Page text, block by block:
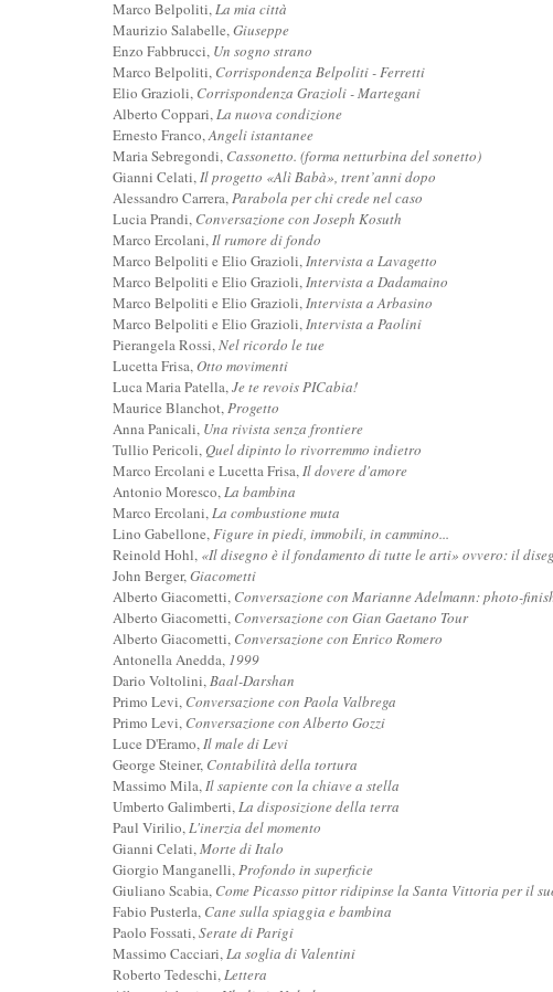
Marco Belpoliti,La mia città
Maurizio Salabelle,Giuseppe
Enzo Fabbrucci, Un sogno strano
Marco Belpoliti, Corrispondenza Belpoliti - Ferretti
Elio Grazioli, Corrispondenza Grazioli - Martegani
Alberto Coppari,La nuova condizione
Ernesto Franco,Angeli istantanee
Maria Sebregondi, Cassonetto. (forma netturbina del sonetto)
Gianni Celati,Il progetto «Alì Babà», trent’anni dopo
Alessandro Carrera,Parabola per chi crede nel caso
Lucia Prandi, Conversazione con Joseph Kosuth
Marco Ercolani,Il rumore di fondo
Marco Belpoliti e Elio Grazioli,Intervista a Lavagetto
Marco Belpoliti e Elio Grazioli,Intervista a Dadamaino
Marco Belpoliti e Elio Grazioli,Intervista a Arbasino
Marco Belpoliti e Elio Grazioli,Intervista a Paolini
Pierangela Rossi,Nel ricordo le tue
Lucetta Frisa,Otto movimenti
Luca Maria Patella,Je te revois PICabia!
Maurice Blanchot,Progetto
Anna Panicali, Una rivista senza frontiere
Tullio Pericoli,Quel dipinto lo rivorremmo indietro
Marco Ercolani e Lucetta Frisa,Il dovere d'amore
Antonio Moresco,La bambina
Marco Ercolani,La combustione muta
Lino Gabellone,Figure in piedi, immobili, in cammino...
Reinold Hohl, «Il disegno è il fondamento di tutte le arti» ovvero: il
John Berger,Giacometti
Alberto Giacometti, Conversazione con Marianne Adelmann: photo-
Alberto Giacometti, Conversazione con Gian Gaetano Tour
Alberto Giacometti, Conversazione con Enrico Romero
Antonella Anedda, 1999
Dario Voltolini,Baal-Darshan
Primo Levi, Conversazione con Paola Valbrega
Primo Levi, Conversazione con Alberto Gozzi
Luce D'Eramo,Il male di Levi
George Steiner, Contabilità della tortura
Massimo Mila,Il sapiente con la chiave a stella
Umberto Galimberti,La disposizione della terra
Paul Virilio,L'inerzia del momento
Gianni Celati,Morte di Italo
Giorgio Manganelli,Profondo in superficie
Giuliano Scabia, Come Picasso pittor ridipinse la Santa Vittoria per il
Fabio Pusterla, Cane sulla spiaggia e bambina
Paolo Fossati,Serate di Parigi
Massimo Cacciari,La soglia di Valentini
Roberto Tedeschi,Lettera